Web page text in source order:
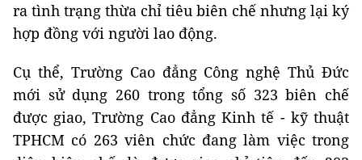
ra tình trạng thừa chỉ tiêu biên chế nhưng lại ký
hợp đồng với người lao động.
Cụ thể, Trường Cao đẳng Công nghệ Thủ Đức
mới sử dụng 260 trong tổng số 323 biên chế
được giao, Trường Cao đẳng Kinh tế - kỹ thuật
TPHCM có 263 viên chức đang làm việc trong